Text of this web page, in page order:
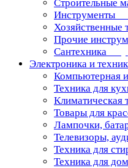
Строительные
Инструменты
Хозяйственные
Прочие
Сантехника
Электроника и
Компьютерная
Техника для
Климатическая
Товары для
Лампочки,
Телевизоры,
Техника для
Техника для